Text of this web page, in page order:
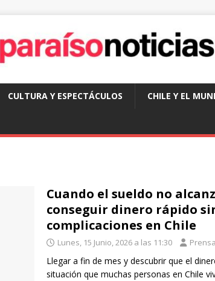
CULTURA Y ESPECTÁCULOS CHILE Y EL
Cuando el sueldo no
conseguir dinero rápido
complicaciones en Chile
Lunes, 15 Junio, 2026 a las 11:30 Prensa
Llegar a fin de mes y descubrir que el
situación que muchas personas en Chile